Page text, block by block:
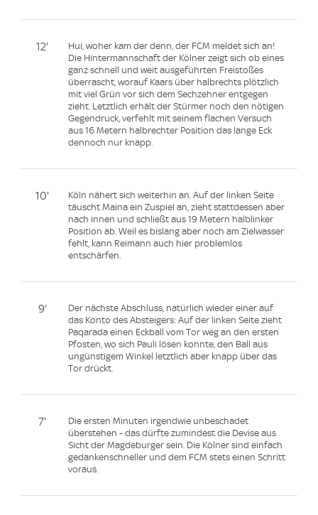
12'
Hui, woher kam der denn, der FCM meldet sich an!
Die Hintermannschaft der Kölner zeigt sich ob eines
ganz schnell und weit ausgeführten Freistoßes
überrascht, worauf Kaars über halbrechts plötzlich
mit viel Grün vor sich dem Sechzehner entgegen
zieht. Letztlich erhält der Stürmer noch den nötigen
Gegendruck, verfehlt mit seinem flachen Versuch
aus 16 Metern halbrechter Position das lange Eck
dennoch nur knapp.
10'
Köln nähert sich weiterhin an. Auf der linken Seite
täuscht Maina ein Zuspiel an, zieht stattdessen aber
nach innen und schließt aus 19 Metern halblinker
Position ab. Weil es bislang aber noch am Zielwasser
fehlt, kann Reimann auch hier problemlos
entschärfen.
9'
Der nächste Abschluss, natürlich wieder einer auf
das Konto des Absteigers: Auf der linken Seite zieht
Paqarada einen Eckball vom Tor weg an den ersten
Pfosten, wo sich Pauli lösen konnte, den Ball aus
ungünstigem Winkel letztlich aber knapp über das
Tor drückt.
7'
Die ersten Minuten irgendwie unbeschadet
überstehen - das dürfte zumindest die Devise aus
Sicht der Magdeburger sein. Die Kölner sind einfach
gedankenschneller und dem FCM stets einen Schritt
voraus.